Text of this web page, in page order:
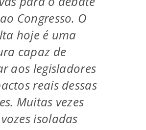
Congresso. O
hoje é uma
capaz de
aos legisladores
reais dessas
Muitas vezes
isoladas